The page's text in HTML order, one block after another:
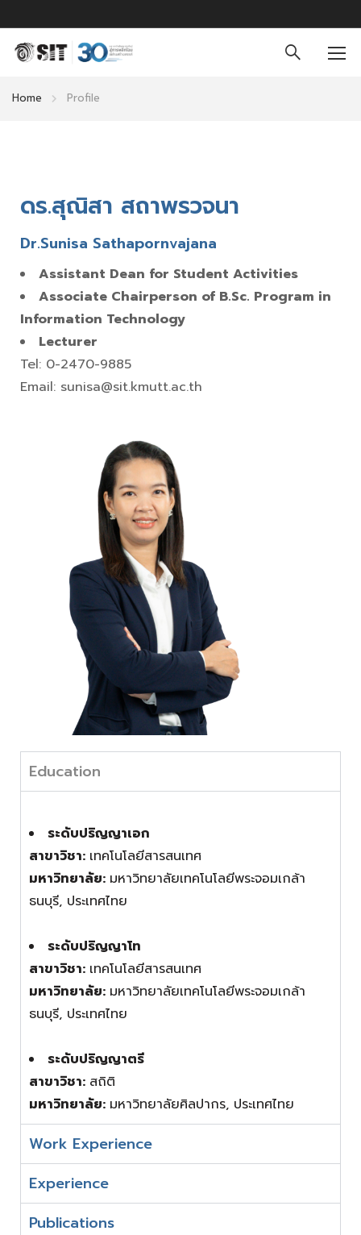
Home Profile
ดร.สุณิสา สถาพรวจนา
Dr.Sunisa Sathapornvajana
Assistant Dean for Student Activities
Associate Chairperson of B.Sc. Program in
Information Technology
Lecturer
Tel: 0-2470-9885
Email: sunisa@sit.kmutt.ac.th
Education
ระดับปริญญาเอก
สาขาวิชา: เทคโนโลยีสารสนเทศ
มหาวิทยาลัย: มหาวิทยาลัยเทคโนโลยีพระจอมเกล้า
ธนบุรี, ประเทศไทย
ระดับปริญญาโท
สาขาวิชา: เทคโนโลยีสารสนเทศ
มหาวิทยาลัย: มหาวิทยาลัยเทคโนโลยีพระจอมเกล้า
ธนบุรี, ประเทศไทย
ระดับปริญญาตรี
สาขาวิชา: สถิติ
มหาวิทยาลัย: มหาวิทยาลัยศิลปากร, ประเทศไทย
Work Experience
Experience
Publications